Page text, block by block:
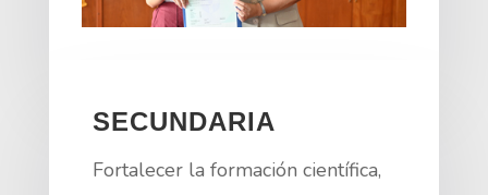
SECUNDARIA
Fortalecer la formación científica,